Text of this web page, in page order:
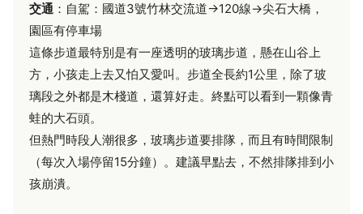
交通 ：自駕：國道3號竹林交流道→120線→尖石大橋，
園區有停車場
這條步道最特別是有一座透明的玻璃步道，懸在山谷上
方，小孩走上去又怕又愛叫。步道全長約1公里，除了玻
璃段之外都是木棧道，還算好走。終點可以看到一顆像青
蛙的大石頭。
但熱門時段人潮很多，玻璃步道要排隊，而且有時間限制
（每次入場停留15分鐘）。建議早點去，不然排隊排到小
孩崩潰。